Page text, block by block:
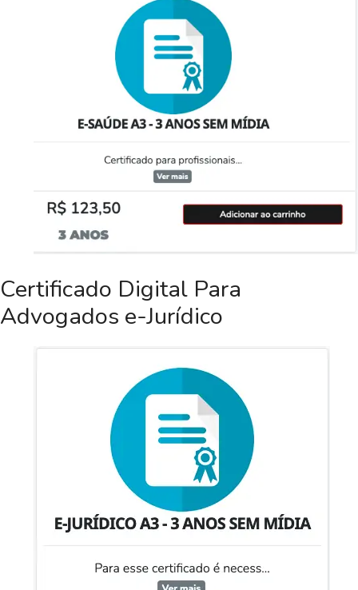
Certificado Digital Para
Advogados e-Jurídico